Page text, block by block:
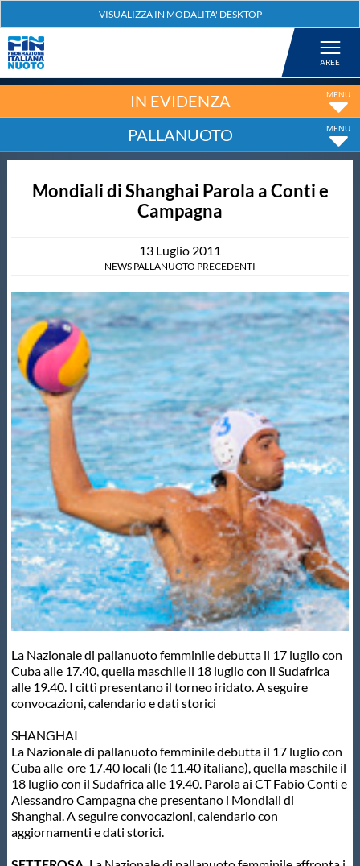
Nuoto
Tuffi
Fondo
Salvamento
Master
Formazione
GUG
Scuole Nuoto
Propaganda
Area Legislativa
Protezione Civile
Qualità
Sostenibilità
IN EVIDENZA
PALLANUOTO
Mondiali di Shanghai Parola a Conti e
Campagna
13 Luglio 2011
NEWS PALLANUOTO PRECEDENTI
La Nazionale di pallanuoto femminile debutta il 17 luglio con
Cuba alle 17.40, quella maschile il 18 luglio con il Sudafrica
alle 19.40. I cittì presentano il torneo iridato. A seguire
convocazioni, calendario e dati storici
SHANGHAI
La Nazionale di pallanuoto femminile debutta il 17 luglio con
Cuba alle ore 17.40 locali (le 11.40 italiane), quella maschile il
18 luglio con il Sudafrica alle 19.40. Parola ai CT Fabio Conti e
Alessandro Campagna che presentano i Mondiali di
Shanghai. A seguire convocazioni, calendario con
aggiornamenti e dati storici.